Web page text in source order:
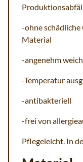
-ohne
Material
-angenehm
-Temperatur
-antibakteriell
-frei von
Pflegeleicht. In